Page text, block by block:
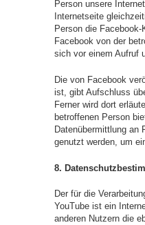
Person unsere
Internetseite
Person die
Facebook von der
sich vor einem Aufruf
Die von Facebook
ist, gibt Aufschluss
Ferner wird dort
betroffenen Person
Datenübermittlung an
genutzt werden, um
8.
Der für die
YouTube ist ein
anderen Nutzern die